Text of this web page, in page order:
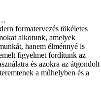
formatervezés tökéletes
alkotunk, amelyek
hanem élménnyé is
figyelmet fordítunk az
és azokra az átgondolt
a műhelyben és a